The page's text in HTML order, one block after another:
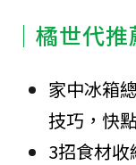
｜橘世代
家中冰箱
技巧，快
3招食材收